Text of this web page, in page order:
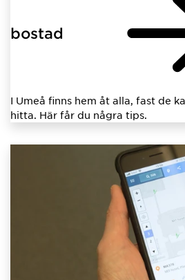
bostad
I Umeå finns hem åt alla, fast de
hitta. Här får du några tips.